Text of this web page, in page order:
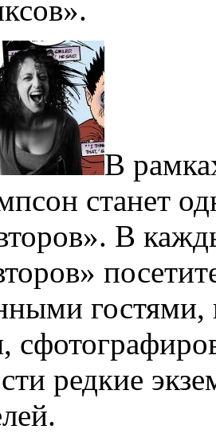
В
станет
В
редкие